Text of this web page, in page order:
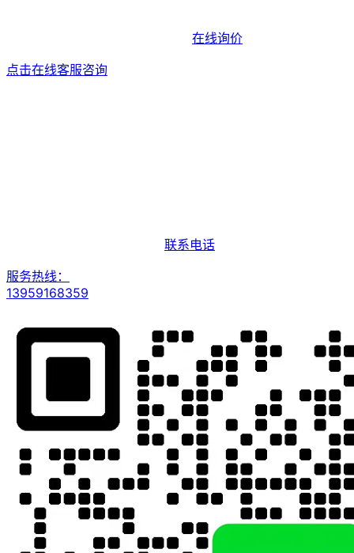
在线询价
点击在线客服咨询
联系电话
服务热线：
13959168359